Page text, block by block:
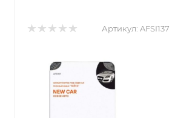
Артикул: AFSI137